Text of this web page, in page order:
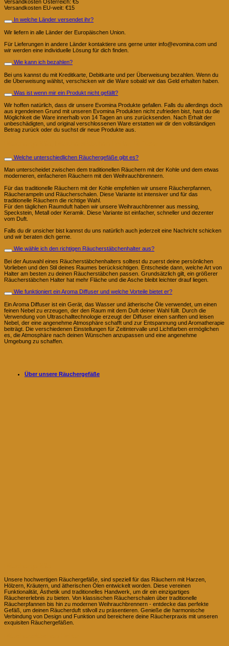
Versandkosten Österreich: €5
Versandkosten EU-weit: €15
In welche Länder versendet ihr?
Wir liefern in alle Länder der Europäischen Union.
Für Lieferungen in andere Länder kontaktiere uns gerne unter info@evomina.com und
wir werden eine individuelle Lösung für dich finden.
Wie kann ich bezahlen?
Bei uns kannst du mit Kreditkarte, Debitkarte und per Überweisung bezahlen. Wenn du
die Überweisung wählst, verschicken wir die Ware sobald wir das Geld erhalten haben.
Was ist wenn mir ein Produkt nicht gefällt?
Wir hoffen natürlich, dass dir unsere Evomina Produkte gefallen. Falls du allerdings doch
aus irgendeinen Grund mit unseren Evomina Produkten nicht zufrieden bist, hast du die
Möglichkeit die Ware innerhalb von 14 Tagen an uns zurücksenden. Nach Erhalt der
unbeschädigten, und original verschlossenen Ware erstatten wir dir den vollständigen
Betrag zurück oder du suchst dir neue Produkte aus.
Welche unterschiedlichen Räuchergefäße gibt es?
Man unterscheidet zwischen dem traditionellen Räuchern mit der Kohle und dem etwas
moderneren, einfacheren Räuchern mit den Weihrauchbrennern.
Für das traditionelle Räuchern mit der Kohle empfehlen wir unsere Räucherpfannen,
Räucherampeln und Räucherschalen. Diese Variante ist intensiver und für das
traditionelle Räuchern die richtige Wahl.
Für den täglichen Raumduft haben wir unsere Weihrauchbrenner aus messing,
Speckstein, Metall oder Keramik. Diese Variante ist einfacher, schneller und dezenter
vom Duft.
Falls du dir unsicher bist kannst du uns natürlich auch jederzeit eine Nachricht schicken
und wir beraten dich gerne.
Wie wähle ich den richtigen Räucherstäbchenhalter aus?
Bei der Auswahl eines Räucherstäbchenhalters solltest du zuerst deine persönlichen
Vorlieben und den Stil deines Raumes berücksichtigen. Entscheide dann, welche Art von
Halter am besten zu deinen Räucherstäbchen passen. Grundsätzlich gilt, ein größerer
Räucherstäbchen Halter hat mehr Fläche und die Asche bleibt leichter drauf liegen.
Wie funktioniert ein Aroma Diffuser und welche Vorteile bietet er?
Ein Aroma Diffuser ist ein Gerät, das Wasser und ätherische Öle verwendet, um einen
feinen Nebel zu erzeugen, der den Raum mit dem Duft deiner Wahl füllt. Durch die
Verwendung von Ultraschalltechnologie erzeugt der Diffuser einen sanften und leisen
Nebel, der eine angenehme Atmosphäre schafft und zur Entspannung und Aromatherapie
beiträgt. Die verschiedenen Einstellungen für Zeitintervalle und Lichtfarben ermöglichen
es, die Atmosphäre nach deinen Wünschen anzupassen und eine angenehme
Umgebung zu schaffen.
Über unsere Räuchergefäße
Unsere hochwertigen Räuchergefäße, sind speziell für das Räuchern mit Harzen,
Hölzern, Kräutern, und ätherischen Ölen entwickelt worden. Diese vereinen
Funktionalität, Ästhetik und traditionelles Handwerk, um dir ein einzigartiges
Räuchererlebnis zu bieten. Von klassischen Räucherschalen über traditionelle
Räucherpfannen bis hin zu modernen Weihrauchbrennern - entdecke das perfekte
Gefäß, um deinen Räucherduft stilvoll zu präsentieren. Genieße die harmonische
Verbindung von Design und Funktion und bereichere deine Räucherpraxis mit unseren
exquisiten Räuchergefäßen.